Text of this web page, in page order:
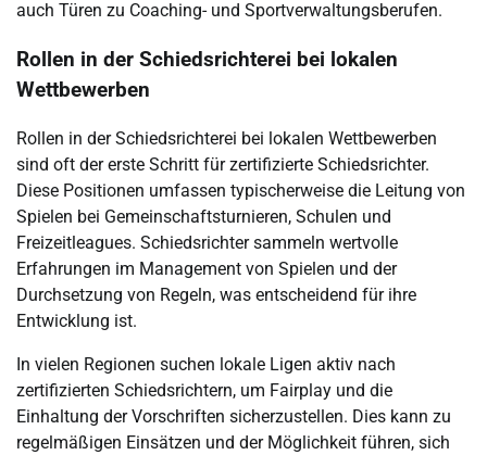
auch Türen zu Coaching- und Sportverwaltungsberufen.
Rollen in der Schiedsrichterei bei lokalen
Wettbewerben
Rollen in der Schiedsrichterei bei lokalen Wettbewerben
sind oft der erste Schritt für zertifizierte Schiedsrichter.
Diese Positionen umfassen typischerweise die Leitung von
Spielen bei Gemeinschaftsturnieren, Schulen und
Freizeitleagues. Schiedsrichter sammeln wertvolle
Erfahrungen im Management von Spielen und der
Durchsetzung von Regeln, was entscheidend für ihre
Entwicklung ist.
In vielen Regionen suchen lokale Ligen aktiv nach
zertifizierten Schiedsrichtern, um Fairplay und die
Einhaltung der Vorschriften sicherzustellen. Dies kann zu
regelmäßigen Einsätzen und der Möglichkeit führen, sich